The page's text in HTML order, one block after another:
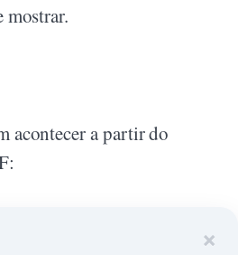
×
mostrar.
acontecer a partir do